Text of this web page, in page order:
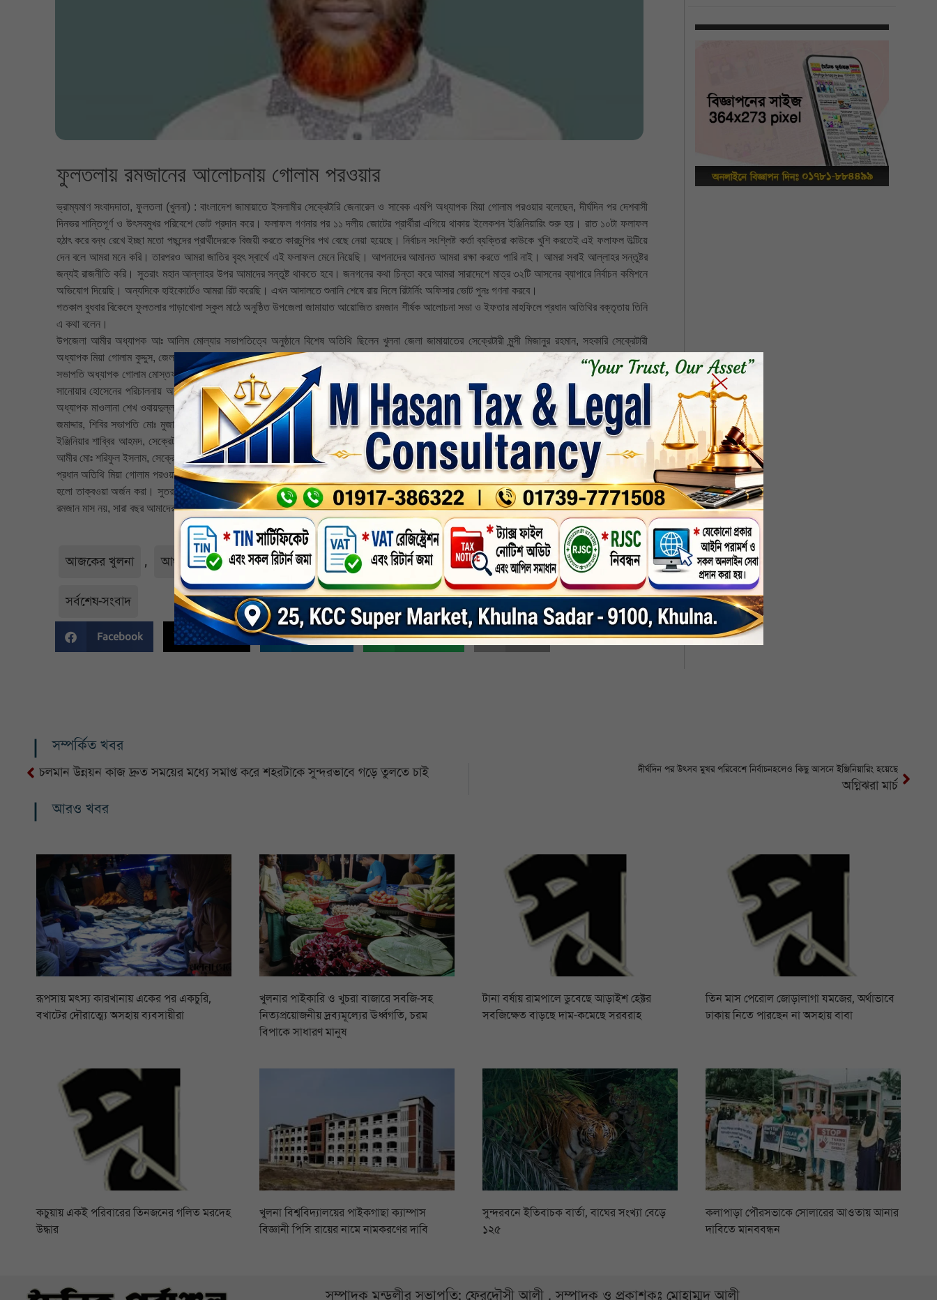
ফুলতলায় রমজানের আলোচনায় গোলাম পরওয়ার
ভ্রাম্যমাণ সংবাদদাতা, ফুলতলা (খুলনা) : বাংলাদেশ জামায়াতে ইসলামীর সেক্রেটারি জেনারেল ও সাবেক এমপি অধ্যাপক মিয়া গোলাম পরওয়ার বলেছেন, দীর্ঘদিন পর দেশবাসী
দিনভর শান্তিপূর্ণ ও উৎসবমুখর পরিবেশে ভোট প্রদান করে। ফলাফল গণনার পর ১১ দলীয় জোটের প্রার্থীরা এগিয়ে থাকায় ইলেকশন ইঞ্জিনিয়ারিং শুরু হয়। রাত ১০টা ফলাফল
হঠাৎ করে বন্ধ রেখে ইচ্ছা মতো পছন্দের প্রার্থীদেরকে বিজয়ী করতে কারচুপির পথ বেছে নেয়া হয়েছে। নির্বাচন সংশ্লিষ্ট কর্তা ব্যক্তিরা কাউকে খুশি করতেই এই ফলাফল উল্টিয়ে
দেন বলে আমরা মনে করি। তারপরও আমরা জাতির বৃহৎ স্বার্থে এই ফলাফল মেনে নিয়েছি। আপনাদের আমানত আমরা রক্ষা করতে পারি নাই। আমরা সবাই আল্লাহর সন্তুষ্টর
জন্যই রাজনীতি করি। সুতরাং মহান আল্লাহর উপর আমাদের সন্তুষ্ট থাকতে হবে। জনগনের কথা চিন্তা করে আমরা সারাদেশে মাত্র ৩২টি আসনের ব্যাপারে নির্বাচন কমিশনে
অভিযোগ দিয়েছি। অন্যদিকে হাইকোর্টেও আমরা রিট করেছি। এখন আদালতে শুনানি শেষে রায় দিলে রিটার্নিং অফিসার ভোট পুনঃ গণনা করবে।
গতকাল বুধবার বিকেলে ফুলতলার গাড়াখোলা স্কুল মাঠে অনুষ্ঠিত উপজেলা জামায়াত আয়োজিত রমজান শীর্ষক আলোচনা সভা ও ইফতার মাহফিলে প্রধান অতিথির বক্তৃতায় তিনি
এ কথা বলেন।
উপজেলা আমীর অধ্যাপক আঃ আলিম মোল্যার সভাপতিত্বে অনুষ্ঠানে বিশেষ অতিথি ছিলেন খুলনা জেলা জামায়াতের সেক্রেটারী মুন্সী মিজানুর রহমান, সহকারি সেক্রেটারী
অধ্যাপক মিয়া গোলাম কুদ্দুস, জেলা সহকারী সেক্রেটারী ও সাবেক ভাইস চেয়ারম্যান প্রিন্সিপাল গাওসুল আযম হাদী, কর্মপরিষদ সদস্য মাষ্টার শেখ সিরাজুল ইসলাম, যুব বিভাগের
সভাপতি অধ্যাপক গোলাম মোস্তফা আল মুজাহিদ, শ্রমিক কল্যাণ ফেডারেশনের সহ-সভাপতি মাওলানা আলী আকবর মোড়ল, জেলা শিবির সভাপতি মোঃ মমিনুল ইসলাম। মোঃ
সানোয়ার হোসেনের পরিচালনায় অনুষ্ঠানে অন্যান্যের মধ্যে উপস্থিত ছিলেন খানজাহান আলী থানা আমীর ডাঃ সৈয়দ হাসান মাহমুদ টিটো, ফুলতলা উপজেলার নায়েবে আমীর
অধ্যাপক মাওলানা শেখ ওবায়দুল্লাহ, সেক্রেটারী মাওলানা সাইফুল হাসান খাঁন, যুব বিভাগের সভাপতি শেখ মোঃ আলাউদ্দিন, পেশাজীবী বিভাগের সভাপতি মোঃ নজরুল ইসলাম
জমাদ্দার, শিবির সভাপতি মোঃ মুজাহিদুল ইসলাম, তাওহীদুল ইসলাম, মাওলানা জোবায়ের হোসেন ফাহাদ, মাওলানা রফিকুল ইসলাম, আঃ রহিম খাঁন, দামোদর ইউনিয়ন আমীর
ইঞ্জিনিয়ার শাব্বির আহমদ, সেক্রেটারী মাওলানা মুস্তাফিজুর রহমান, ফুলতলা ইউনিয়ন আমীর মাষ্টার মফিজুল ইসলাম, সেক্রেটারী হাফেজ গাজী আল আমিন, জামিরা ইউনিয়ন
আমীর মোঃ শরিফুল ইসলাম, সেক্রেটারী মাষ্টার মিজানুর রহমান প্রমুখ।
প্রধান অতিথি মিয়া গোলাম পরওয়ার আরো বলেন, রমজান মাস কুরআন নাজিলের মাস। কোরআন নাজিলের মাসে আবার রোজাকে ফরজ করা হয়েছে। আর রোজার মূল উদ্দেশ্য
হলো তাক্বওয়া অর্জন করা। সুতরাং রমজানের রোজা রাখার মাধ্যমে আমাদেরকে তাক্বওয়া অর্জন করে আল্লাহর সন্তুষ্টি অর্জন করতে হবে। আর এই আল্লাহ ভীতি নিয়ে শুধু
রমজান মাস নয়, সারা বছর আমাদের চলতে হবে। তাহলে আমরা আল্লাহর ওয়াদানুযায়ী জান্নাত আমরা পাব। পরে দোয়া ও মোনাজাত অনুষ্ঠিত হয়।
আজকের খুলনা , আঞ্চলিক , খুলনা , খুলনা জেলা , জাতীয় সংবাদ , নির্বাচিত , রাজনীতি ,
সর্বশেষ-সংবাদ
Facebook Twitter Linkedin Whatsapp Print
সম্পর্কিত খবর
চলমান উন্নয়ন কাজ দ্রুত সময়ের মধ্যে সমাপ্ত করে শহরটাকে সুন্দরভাবে গড়ে তুলতে চাই দীর্ঘদিন পর উৎসব মুখর পরিবেশে নির্বাচনহলেও কিছু আসনে ইঞ্জিনিয়ারিং হয়েছে
অগ্নিঝরা মার্চ
আরও খবর
রূপসায় মৎস্য কারখানায় একের পর একচুরি,
বখাটের দৌরাত্ম্যে অসহায় ব্যবসায়ীরা
খুলনার পাইকারি ও খুচরা বাজারে সবজি-সহ
নিত্যপ্রয়োজনীয় দ্রব্যমূল্যের ঊর্ধ্বগতি, চরম
বিপাকে সাধারণ মানুষ
টানা বর্ষায় রামপালে ডুবেছে আড়াইশ হেক্টর
সবজিক্ষেত বাড়ছে দাম-কমেছে সরবরাহ
তিন মাস পেরোল জোড়ালাগা যমজের, অর্থাভাবে
ঢাকায় নিতে পারছেন না অসহায় বাবা
কচুয়ায় একই পরিবারের তিনজনের গলিত মরদেহ
উদ্ধার
খুলনা বিশ্ববিদ্যালয়ের পাইকগাছা ক্যাম্পাস
বিজ্ঞানী পিসি রায়ের নামে নামকরণের দাবি
সুন্দরবনে ইতিবাচক বার্তা, বাঘের সংখ্যা বেড়ে
১২৫
কলাপাড়া পৌরসভাকে সোলারের আওতায় আনার
দাবিতে মানববন্ধন
সম্পাদক মন্ডলীর সভাপতি: ফেরদৌসী আলী , সম্পাদক ও প্রকাশকঃ মোহাম্মদ আলী